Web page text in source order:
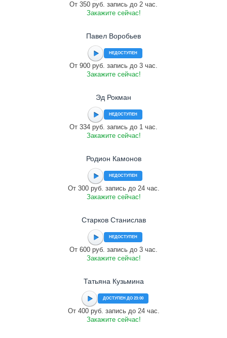
От 350 руб. запись до 2 час.
Закажите сейчас!
Павел Воробьев
НЕДОСТУПЕН
От 900 руб. запись до 3 час.
Закажите сейчас!
Эд Рокман
НЕДОСТУПЕН
От 334 руб. запись до 1 час.
Закажите сейчас!
Родион Камонов
НЕДОСТУПЕН
От 300 руб. запись до 24 час.
Закажите сейчас!
Старков Станислав
НЕДОСТУПЕН
От 600 руб. запись до 3 час.
Закажите сейчас!
Татьяна Кузьмина
ДОСТУПЕН ДО 23:00
От 400 руб. запись до 24 час.
Закажите сейчас!